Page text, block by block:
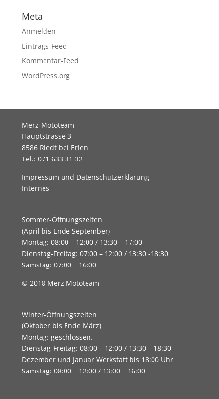
Meta
Anmelden
Eintrags-Feed
Kommentar-Feed
WordPress.org
Merz-Mototeam
Hauptstrasse 3
8586 Riedt bei Erlen
Tel.: 071 633 31 32
Impressum und Datenschutzerklärung
Internes
Sommer-Öffnungszeiten
(April bis Ende September)
Montag: 08:00 – 12:00 / 13:30 – 17:00
Dienstag-Freitag: 07:00 – 12:00 / 13:30 -18:30
Samstag: 07:00 – 16:00
© 2018 Merz Mototeam
Winter-Öffnungszeiten
(Oktober bis Ende März)
Montag: geschlossen.
Dienstag-Freitag: 08:00 – 12:00 / 13:30 – 18:30
Dezember und Januar Werkstatt bis 18:00 Uhr
Samstag: 08:00 – 12:00 / 13:00 – 16:00